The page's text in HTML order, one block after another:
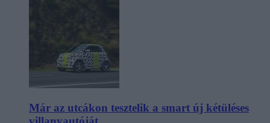
Már az utcákon tesztelik a smart új kétüléses